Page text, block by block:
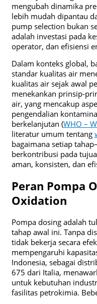
mengubah dinamika
lebih mudah dipantau
pump selection bukan
adalah investasi pada
operator, dan efisiensi
Dalam konteks global,
standar kualitas air
kualitas air sejak awal
menekankan prinsip-
air, yang mencakup
pengendalian
berkelanjutan (WHO –
literatur umum tentang
bagaimana setiap
berkontribusi pada
aman, konsisten, dan
Peran Pompa
Oxidation
Pompa dosing adalah
tahap awal ini. Tanpa
tidak bekerja secara
mempengaruhi
Indonesia, sebagai
675 dari Italia,
untuk kebutuhan
fasilitas petrokimia.